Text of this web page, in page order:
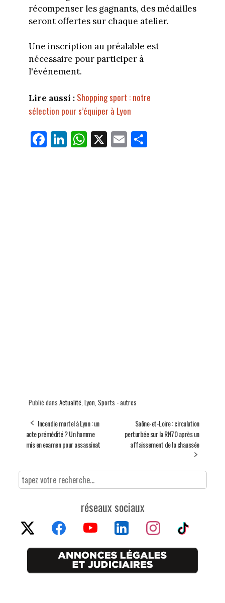
récompenser les gagnants, des médailles
seront offertes sur chaque atelier.
Une inscription au préalable est
nécessaire pour participer à
l'événement.
Lire aussi : Shopping sport : notre
sélection pour s’équiper à Lyon
Fa
ce
Li
nk
W
ha
X E
m
Pa
rt
Publié dans Actualité Lyon Sports - autres
Incendie mortel à Lyon : un
acte prémédité ? Un homme
mis en examen pour assassinat
Saône-et-Loire : circulation
perturbée sur la RN70 après un
affaissement de la chaussée
réseaux sociaux